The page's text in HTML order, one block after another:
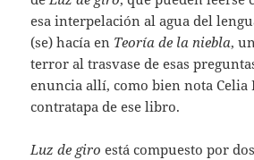
esa interpelación al agua del
(se) hacía en Teoría de la niebla,
terror al trasvase de esas
enuncia allí, como bien nota Celia
contratapa de ese libro.
Luz de giro está compuesto por